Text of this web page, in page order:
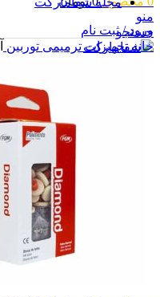
منو
جستجو
ورود / ثبت نام
خانهتجهیزات ترمیمی توربین